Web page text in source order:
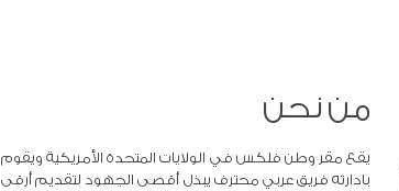
من نحن
يقع مقر وطن فلكس في الولايات المتحدة الأمريكية ويقوم
بادارته فريق عربي محترف يبذل أقصى الجهود لتقديم أرقى